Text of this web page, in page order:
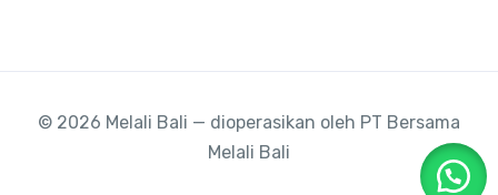
© 2026 Melali Bali — dioperasikan oleh PT Bersama
Melali Bali